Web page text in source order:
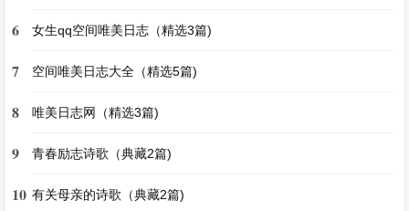
6 女生qq空间唯美日志（精选3篇)
7 空间唯美日志大全（精选5篇)
8 唯美日志网（精选3篇)
9 青春励志诗歌（典藏2篇)
10 有关母亲的诗歌（典藏2篇)